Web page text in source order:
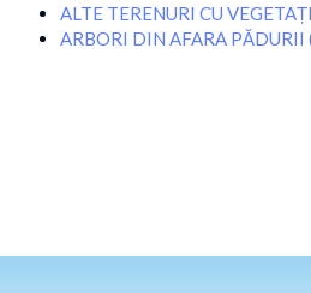
ALTE TERENURI CU
ARBORI DIN AFARA PĂDURII